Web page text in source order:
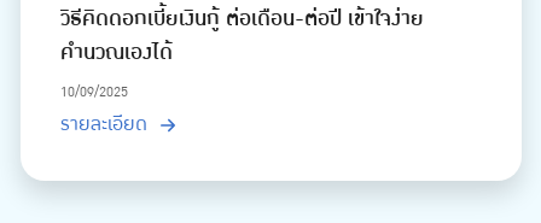
วิธีคิดดอกเบี้ยเงินกู้ ต่อเดือน-ต่อปี เข้าใจง่าย
คำนวณเองได้
10/09/2025
รายละเอียด